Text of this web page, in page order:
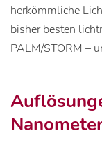
herkömmliche
bisher besten
PALM/STORM –